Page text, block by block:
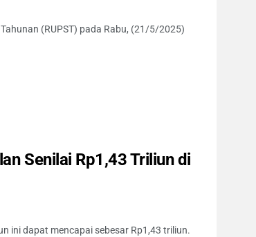
(RUPST) pada Rabu, (21/5/2025)
Senilai Rp1,43 Triliun di
ini dapat mencapai sebesar Rp1,43 triliun.